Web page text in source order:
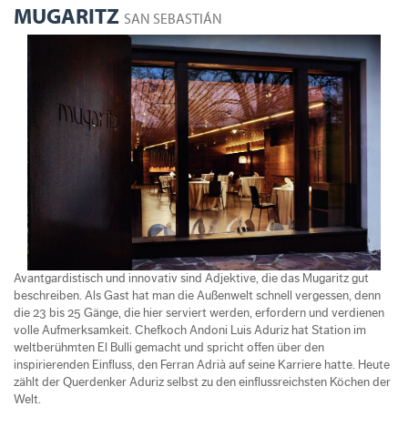
MUGARITZ SAN SEBASTIÁN
Avantgardistisch und innovativ sind Adjektive, die das Mugaritz gut
beschreiben. Als Gast hat man die Außenwelt schnell vergessen, denn
die 23 bis 25 Gänge, die hier serviert werden, erfordern und verdienen
volle Aufmerksamkeit. Chefkoch Andoni Luis Aduriz hat Station im
weltberühmten El Bulli gemacht und spricht offen über den
inspirierenden Einfluss, den Ferran Adrià auf seine Karriere hatte. Heute
zählt der Querdenker Aduriz selbst zu den einflussreichsten Köchen der
Welt.